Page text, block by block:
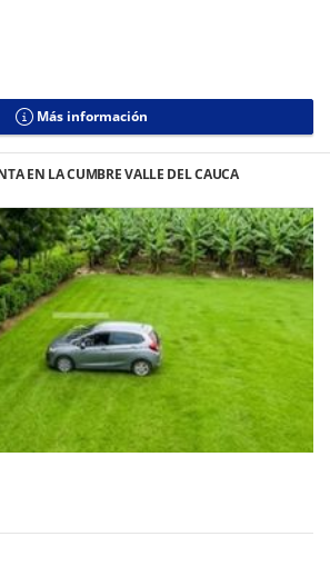
Más información
EN LA CUMBRE VALLE DEL CAUCA